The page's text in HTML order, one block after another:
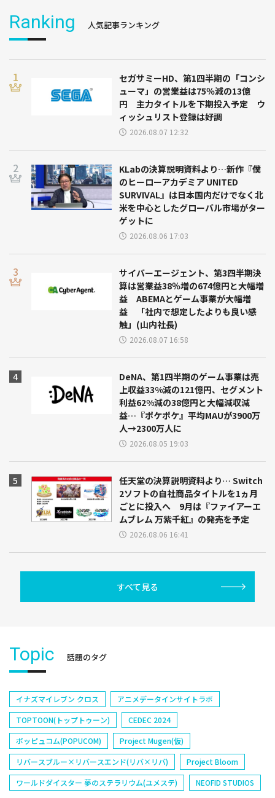
Ranking 人気記事ランキング
セガサミーHD、第1四半期の「コンシ
ューマ」の営業益は75％減の13億
円 主力タイトルを下期投入予定 ウ
ィッシュリスト登録は好調
2026.08.07 12:32
KLabの決算説明資料より…新作『僕
のヒーローアカデミア UNITED
SURVIVAL』は日本国内だけでなく北
米を中心としたグローバル市場がター
ゲットに
2026.08.06 17:03
サイバーエージェント、第3四半期決
算は営業益38％増の674億円と大幅増
益 ABEMAとゲーム事業が大幅増
益 「社内で想定したよりも良い感
触」(山内社長)
2026.08.07 16:58
DeNA、第1四半期のゲーム事業は売
上収益33%減の121億円、セグメント
利益62%減の38億円と大幅減収減
益…『ポケポケ』平均MAUが3900万
人→2300万人に
2026.08.05 19:03
任天堂の決算説明資料より… Switch
2ソフトの自社商品タイトルを1ヵ月
ごとに投入へ 9月は『ファイアーエ
ムブレム 万紫千紅』の発売を予定
2026.08.06 16:41
すべて見る
Topic 話題のタグ
イナズマイレブン クロス
アニメデータインサイトラボ
TOPTOON(トップトゥーン)
CEDEC 2024
ポッピュコム(POPUCOM)
Project Mugen(仮)
リバースブルー×リバースエンド(リバ×リバ)
Project Bloom
ワールドダイスター 夢のステラリウム(ユメステ)
NEOFID STUDIOS